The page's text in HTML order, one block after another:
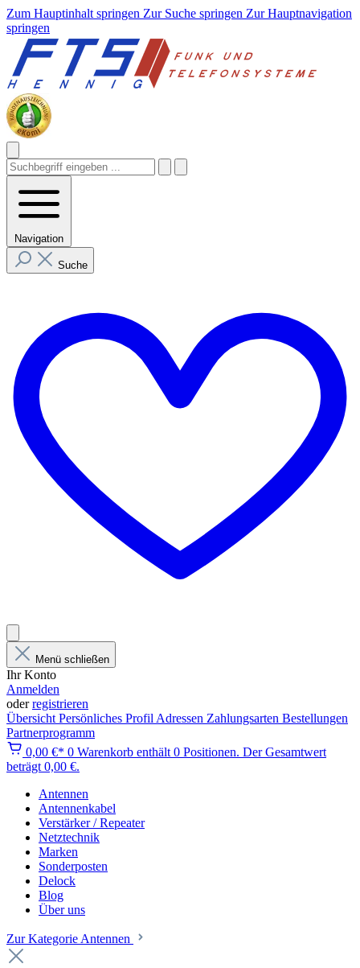
Zum Hauptinhalt springen Zur Suche springen Zur Hauptnavigation
springen
Navigation
Suche
Menü schließen
Ihr Konto
Anmelden
oderregistrieren
Übersicht Persönliches Profil Adressen Zahlungsarten Bestellungen
Partnerprogramm
0,00 €* 0 Warenkorb enthält 0 Positionen. Der Gesamtwert
beträgt 0,00 €.
Antennen
Antennenkabel
Verstärker / Repeater
Netztechnik
Marken
Sonderposten
Delock
Blog
Über uns
Zur Kategorie Antennen